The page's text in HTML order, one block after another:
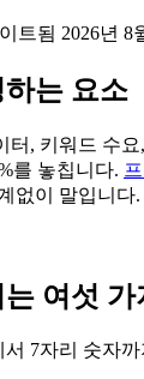
트됨 2026년 8
는 요소
터, 키워드 수
를 놓칩니다.
없이 말입니다.
여섯 가
7자리 숫자